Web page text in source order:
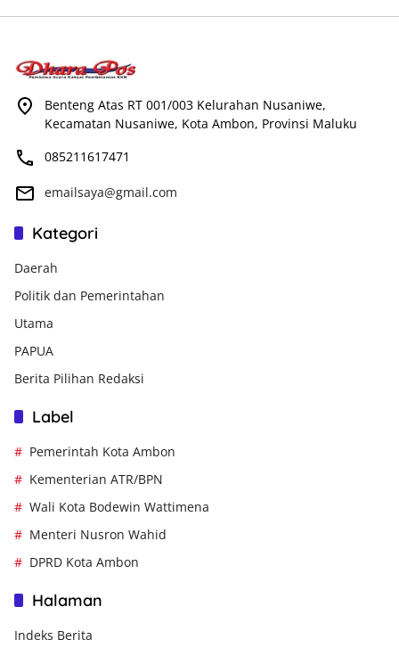
Benteng Atas RT 001/003 Kelurahan Nusaniwe,
Kecamatan Nusaniwe, Kota Ambon, Provinsi Maluku
085211617471
emailsaya@gmail.com
Kategori
Daerah
Politik dan Pemerintahan
Utama
PAPUA
Berita Pilihan Redaksi
Label
Pemerintah Kota Ambon
Kementerian ATR/BPN
Wali Kota Bodewin Wattimena
Menteri Nusron Wahid
DPRD Kota Ambon
Halaman
Indeks Berita